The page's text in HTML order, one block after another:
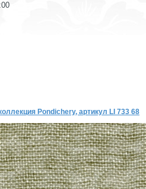
collection
LONDON
Pondichery, артикул LI 733 68